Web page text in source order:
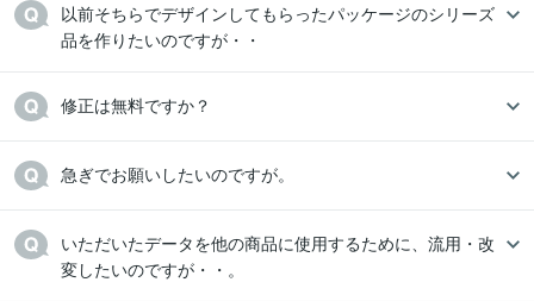
以前そちらでデザインしてもらったパッケージのシリーズ
品を作りたいのですが・・
修正は無料ですか？
急ぎでお願いしたいのですが。
いただいたデータを他の商品に使用するために、流用・改
変したいのですが・・。